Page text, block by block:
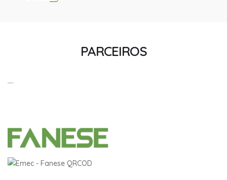
PARCEIROS